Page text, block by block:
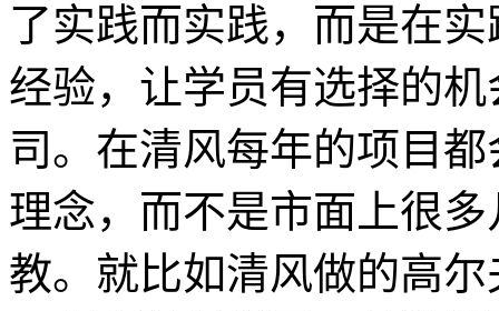
了实践而实践，而是在
经验，让学员有选择的
司。在清风每年的项目
理念，而不是市面上很
教。就比如清风做的高